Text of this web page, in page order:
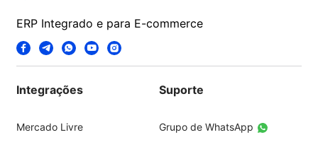
ERP Integrado e para E-commerce
Integrações
Mercado Livre
Suporte
Grupo de WhatsApp